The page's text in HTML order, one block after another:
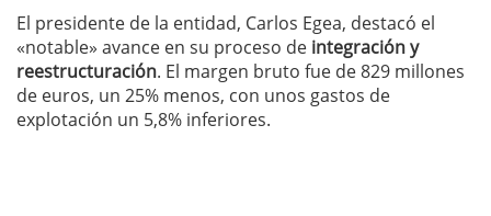
El presidente de la entidad, Carlos Egea, destacó el
«notable» avance en su proceso de integración y
reestructuración. El margen bruto fue de 829 millones
de euros, un 25% menos, con unos gastos de
explotación un 5,8% inferiores.